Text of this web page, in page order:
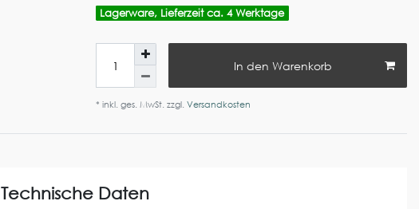
Lagerware, Lieferzeit ca. 4 Werktage
In den Warenkorb
* inkl. ges. MwSt. zzgl. Versandkosten
Technische Daten